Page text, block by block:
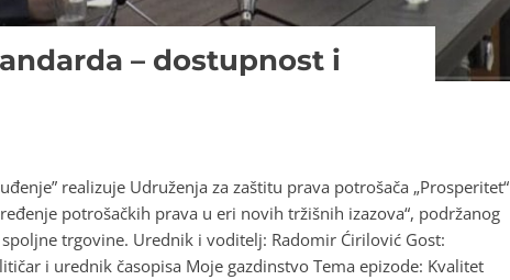
– dostupnost i
realizuje Udruženja za zaštitu prava potrošača „Prosperitet“
potrošačkih prava u eri novih tržišnih izazova“, podržanog
trgovine. Urednik i voditelj: Radomir Ćirilović Gost:
i urednik časopisa Moje gazdinstvo Tema epizode: Kvalitet